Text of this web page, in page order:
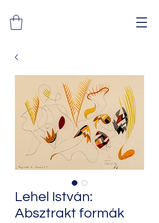
Lehel István:
Absztrakt formák